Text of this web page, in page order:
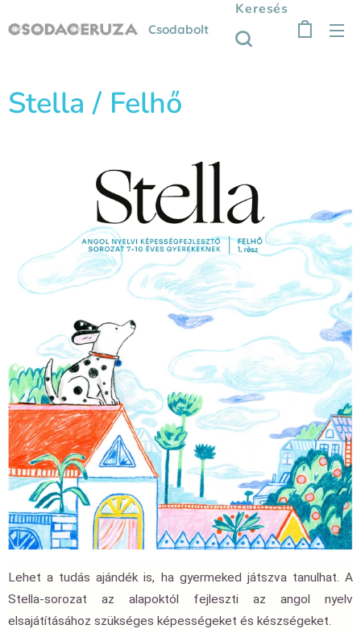
Csodabolt
Keresés
Stella / Felhő
Lehet a tudás ajándék is, ha gyermeked játszva tanulhat. A
Stella-sorozat az alapoktól fejleszti az angol nyelv
elsajátításához szükséges képességeket és készségeket.